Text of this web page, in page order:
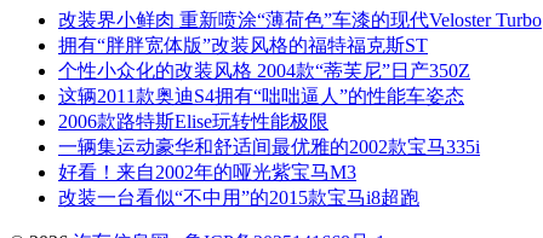
改装界小鲜肉 重新喷涂“薄荷色”车漆的现代Veloster Turbo
拥有“胖胖宽体版”改装风格的福特福克斯ST
个性小众化的改装风格 2004款“蒂芙尼”日产350Z
这辆2011款奥迪S4拥有“咄咄逼人”的性能车姿态
2006款路特斯Elise玩转性能极限
一辆集运动豪华和舒适间最优雅的2002款宝马335i
好看！来自2002年的哑光紫宝马M3
改装一台看似“不中用”的2015款宝马i8超跑